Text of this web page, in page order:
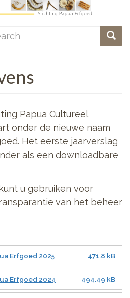
Dropdown
Papua Cultureel
onder de nieuwe naam
Het eerste jaarverslag
als een downloadbare
u gebruiken voor
van het beheer
Erfgoed 2025 471.8 kB
Erfgoed 2024 494.49 kB